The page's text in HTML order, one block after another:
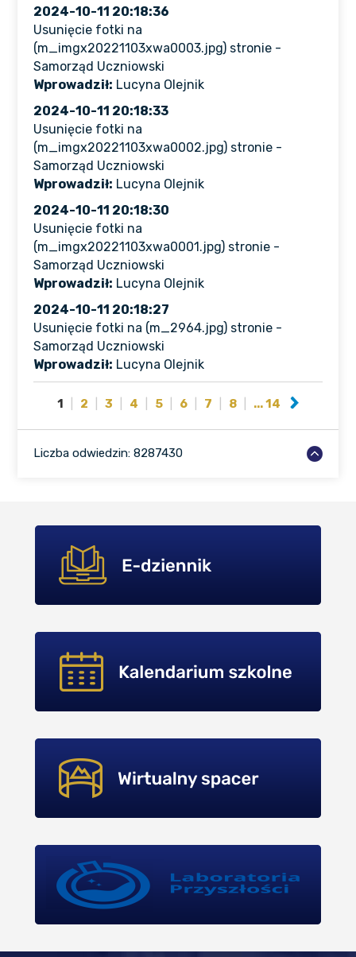
2024-10-11 20:18:36
Usunięcie fotki na
(m_imgx20221103xwa0003.jpg) stronie -
Samorząd Uczniowski
Wprowadził: Lucyna Olejnik
2024-10-11 20:18:33
Usunięcie fotki na
(m_imgx20221103xwa0002.jpg) stronie -
Samorząd Uczniowski
Wprowadził: Lucyna Olejnik
2024-10-11 20:18:30
Usunięcie fotki na
(m_imgx20221103xwa0001.jpg) stronie -
Samorząd Uczniowski
Wprowadził: Lucyna Olejnik
2024-10-11 20:18:27
Usunięcie fotki na (m_2964.jpg) stronie -
Samorząd Uczniowski
Wprowadził: Lucyna Olejnik
1 2 3 4 5 6 7 8 ... 14
Liczba odwiedzin: 8287430